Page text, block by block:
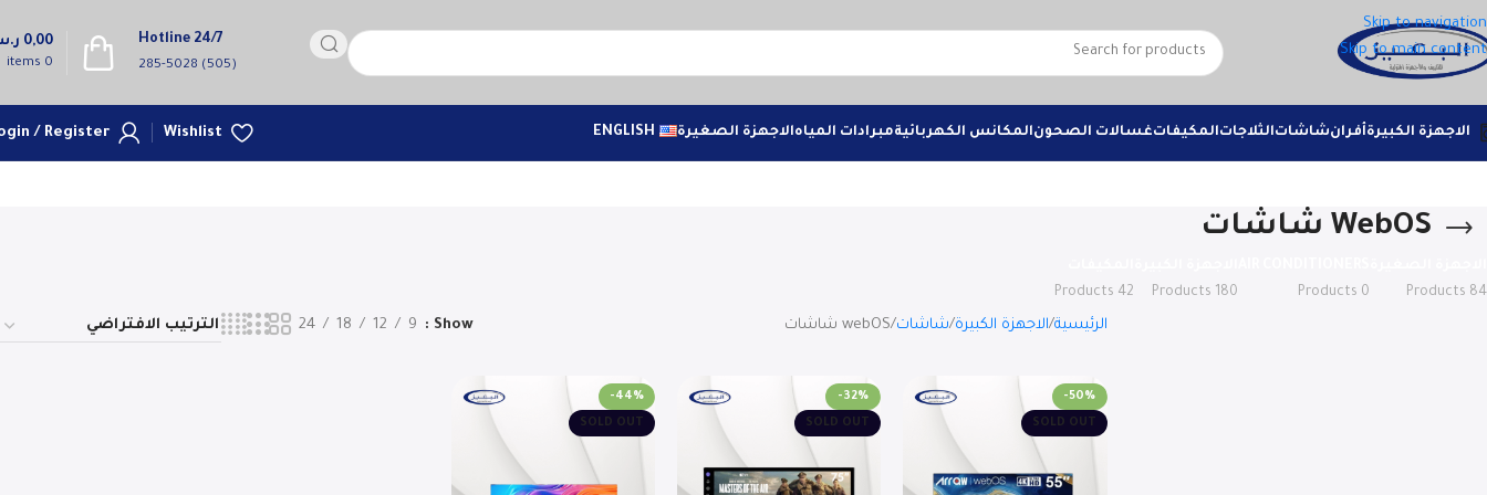
Skip to navigation
Skip to main content
Hotline 24/7
(505) 285-5028
0
items
0,00
الاجهزة الكبيرةأفرانشاشاتالثلاجاتالمكيفاتغسالات الصحونالمكانس الكهربائيةمبرادات المياهالاجهزة الصغيرة ENGLISH
Wishlist
/ Register
WebOS شاشات
84 Products
0 Products
180 Products
42 Products
الرئيسية الاجهزة الكبيرة شاشات webOS شاشات Show
9
12
18
24
-50%
SOLD OUT
-32%
SOLD OUT
-44%
SOLD OUT